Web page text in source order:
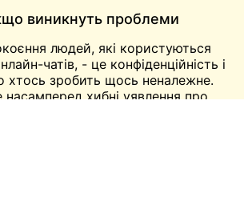
виникнуть проблеми
людей, які користуються
чатів, - це конфіденційність і
хтось зробить щось неналежне.
хибні уявлення про